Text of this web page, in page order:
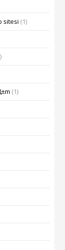
sitesi (1)
(1)